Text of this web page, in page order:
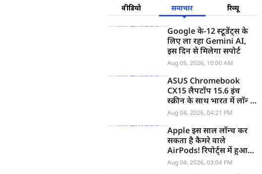
वीडियो समाचार रिव्यू
Google के-12 स्टूडेंट्स के
लिए ला रहा Gemini AI,
इस दिन से मिलेगा सपोर्ट
Aug 05, 2026, 10:00 AM
ASUS Chromebook
CX15 लैपटॉप 15.6 इंच
स्क्रीन के साथ भारत में लॉन्च,
जानें कीमत
Aug 04, 2026, 04:21 PM
Apple इस साल लॉन्च कर
सकता है कैमरे वाले
AirPods! रिपोर्ट्स में हुआ
खुलासा
Aug 04, 2026, 03:04 PM